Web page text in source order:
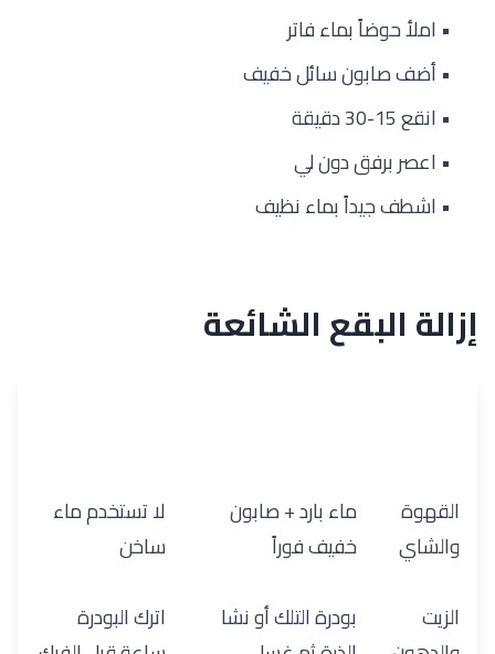
• املأ حوضاً بماء فاتر
• أضف صابون سائل خفيف
• انقع 15-30 دقيقة
• اعصر برفق دون لي
• اشطف جيداً بماء نظيف
إزالة البقع الشائعة
القهوة
والشاي
ماء بارد + صابون
خفيف فوراً
لا تستخدم ماء
ساخن
الزيت
بودرة التلك أو نشا
اترك البودرة